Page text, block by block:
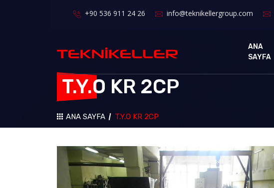
+90 536 911 24 26 info@teknikellergroup.com
ANA
SAYFA
T.Y.O KR 2CP
ANA SAYFA T.Y.O KR 2CP